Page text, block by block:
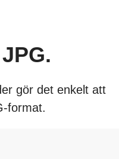
gör det enkelt att
format.